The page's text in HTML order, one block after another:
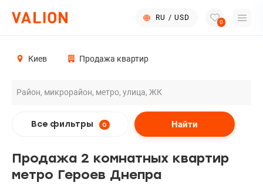
RU / USD
0
Киев Продажа квартир
Все фильтры 0 Найти
Продажа 2 комнатных квартир
метро Героев Днепра